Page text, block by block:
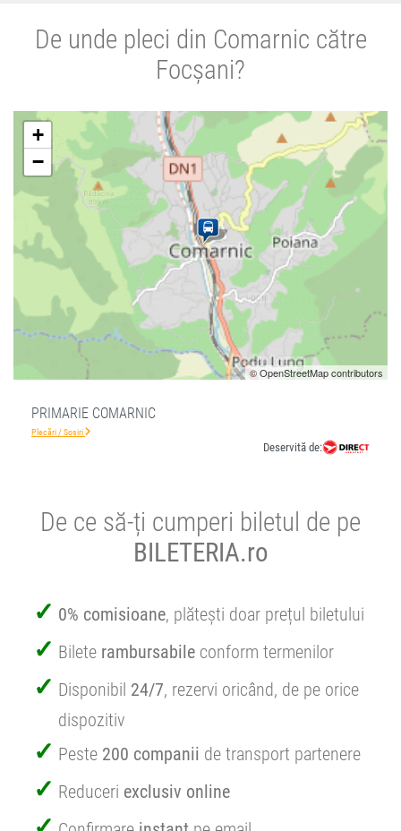
De unde pleci din Comarnic către
Focșani?
+
−
© OpenStreetMap contributors
PRIMARIE COMARNIC
Plecări / Sosiri
Deservită de:
De ce să-ți cumperi biletul de pe
BILETERIA.ro
0% comisioane, plătești doar prețul biletului
Bilete rambursabile conform termenilor
Disponibil 24/7, rezervi oricând, de pe orice
dispozitiv
Peste 200 companii de transport partenere
Reduceri exclusiv online